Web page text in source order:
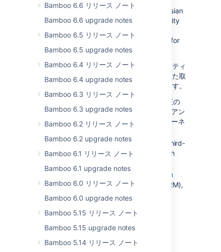
Bamboo 6.6 リリース ノート
Bamboo 6.6 upgrade notes
Bamboo 6.5 リリース ノート
Bamboo 6.5 upgrade notes
Bamboo 6.4 リリース ノート
Bamboo 6.4 upgrade notes
Bamboo 6.3 リリース ノート
Bamboo 6.3 upgrade notes
Bamboo 6.2 リリース ノート
Bamboo 6.2 upgrade notes
Bamboo 6.1 リリース ノート
Bamboo 6.1 upgrade notes
Bamboo 6.0 リリース ノート
Bamboo 6.0 upgrade notes
Bamboo 5.15 リリース ノート
Bamboo 5.15 upgrade notes
Bamboo 5.14 リリース ノート
Bamboo 10.0 includes an upgrade to Atlassian
Platform 7. This upgrade improves the quality
of our response to security changes with
reduced disruption and breaking changes for
Atlassian Marketplace apps.
Platform 7 へのアップグレードや、セキュリティ
およびパフォーマンスの強化を注力対象とした取
り組みの一環として、次の更新を行っています。
最新のセキュリティ パッチやバグ修正の
メリットを得られるように、アトラシアン
およびサードパーティの多数のコンポーネ
Removed ‘gray APIs’ (unsupported third-
party and cross-product libraries with
Reduced public JAVA API in
Atlassian
Plugins,Web Resource Manager
(WRM),
Web Fragments, and LESS.
Explore how to prepare for the Atlassian
ダーク テーマが利用可能